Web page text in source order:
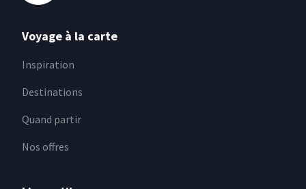
Voyage à la carte
Inspiration
Destinations
Quand partir
Nos offres